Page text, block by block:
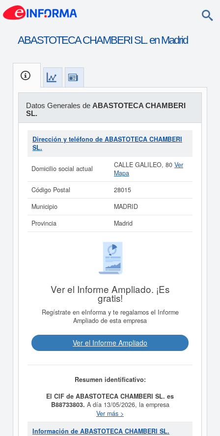
ABASTOTECA CHAMBERI SL. en Madrid
Datos Generales de ABASTOTECA CHAMBERI
SL.
Dirección y teléfono de ABASTOTECA CHAMBERI
SL.
Domicilio social actual CALLE GALILEO, 80 Ver
Mapa
Código Postal
28015
Municipio
MADRID
Provincia
Madrid
Ver el Informe Ampliado. ¡Es
gratis!
Regístrate en eInforma y te regalamos el Informe
Ampliado de esta empresa
Ver el Informe Ampliado
Resumen identificativo:
El CIF de ABASTOTECA CHAMBERI SL. es
B88733803. A día 13/05/2026, la empresa
ABASTOTECA CHAMBERI SL.
objetivo Comercio al por menor no especializado con
predominio de productos alimenticios, bebidas y tabaco.
Ver más >
Información de ABASTOTECA CHAMBERI SL.